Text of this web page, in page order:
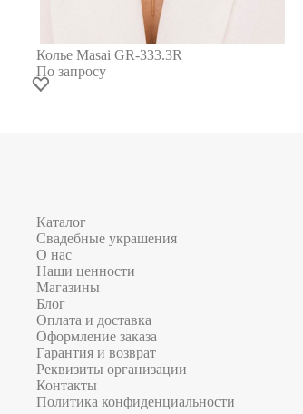
Колье Masai GR-333.3R
По запросу
Каталог
Свадебные украшения
О нас
Наши ценности
Магазины
Блог
Оплата и доставка
Оформление заказа
Гарантия и возврат
Реквизиты организации
Контакты
Политика конфиденциальности